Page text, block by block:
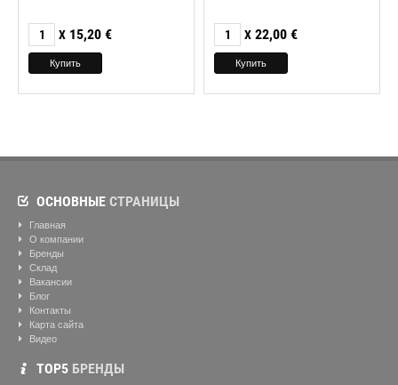
X 15,20 € X 22,00 €
ОСНОВНЫЕ СТРАНИЦЫ
Главная
О компании
Бренды
Склад
Вакансии
Блог
Контакты
Карта сайта
Видео
ТОР5 БРЕНДЫ